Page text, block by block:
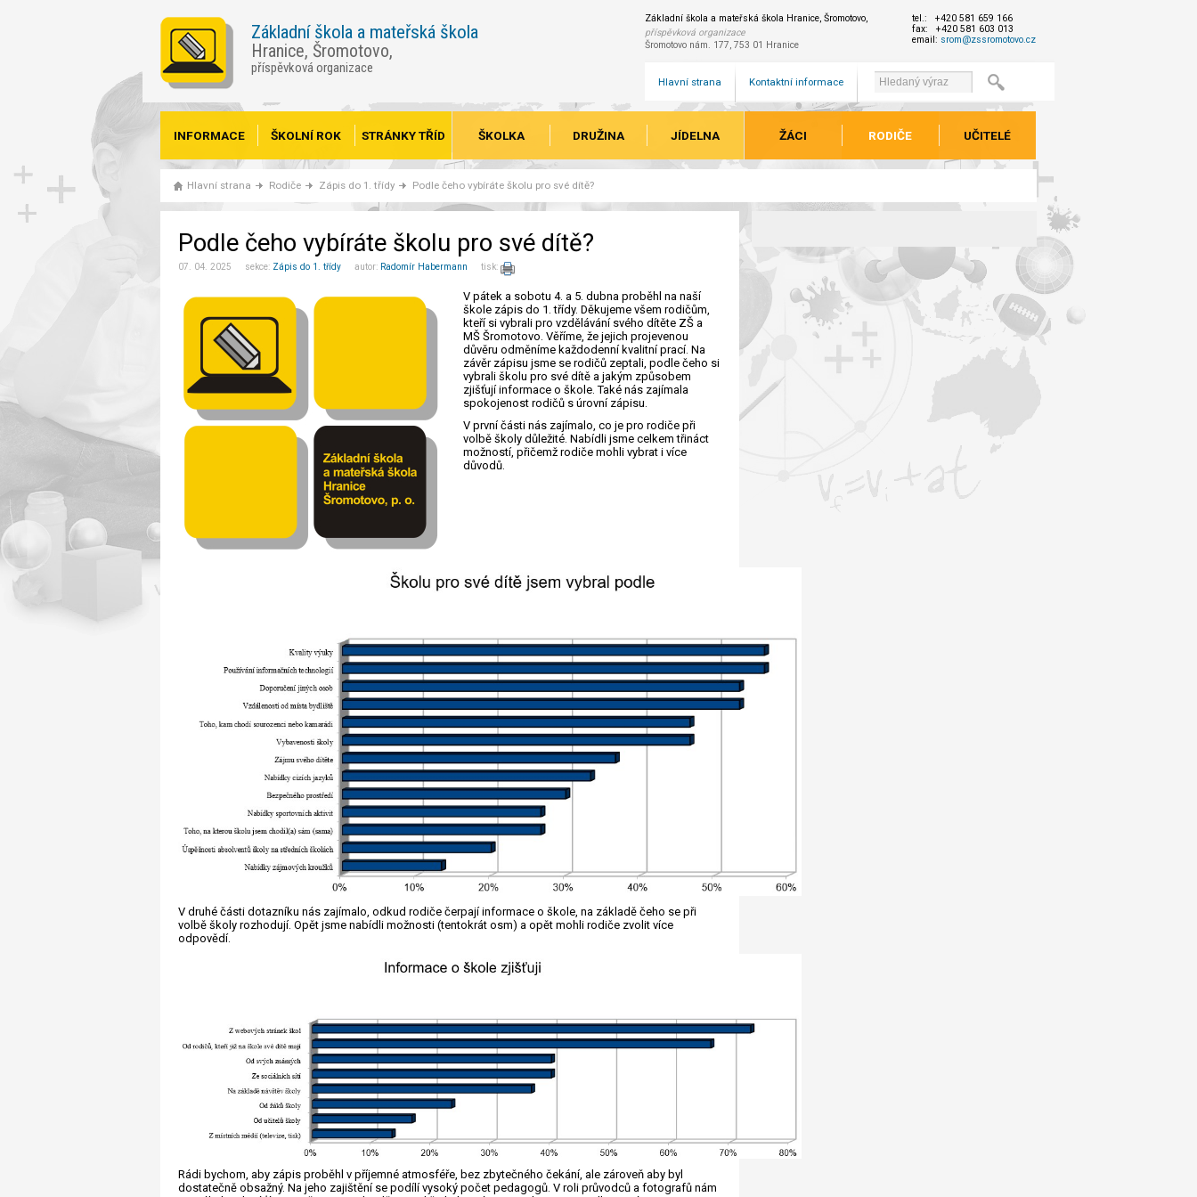
Základní škola a mateřská škola
Hranice, Šromotovo,
příspěvková organizace
Základní škola a mateřská škola Hranice, Šromotovo,
příspěvková organizace
Šromotovo nám. 177, 753 01 Hranice
tel.: +420 581 659 166
fax: +420 581 603 013
email: srom@zssromotovo.cz
Hlavní strana Kontaktní informace
INFORMACE ŠKOLNÍ ROK STRÁNKY TŘÍD ŠKOLKA DRUŽINA JÍDELNA ŽÁCI RODIČE UČITELÉ
Hlavní strana Rodiče Zápis do 1. třídy Podle čeho vybíráte školu pro své dítě?
Podle čeho vybíráte školu pro své dítě?
07. 04. 2025 sekce: Zápis do 1. třídy autor: Radomír Habermann tisk:
V pátek a sobotu 4. a 5. dubna proběhl na naší
škole zápis do 1. třídy. Děkujeme všem rodičům,
kteří si vybrali pro vzdělávání svého dítěte ZŠ a
MŠ Šromotovo. Věříme, že jejich projevenou
důvěru odměníme každodenní kvalitní prací. Na
závěr zápisu jsme se rodičů zeptali, podle čeho si
vybrali školu pro své dítě a jakým způsobem
zjišťují informace o škole. Také nás zajímala
spokojenost rodičů s úrovní zápisu.
V první části nás zajímalo, co je pro rodiče při
volbě školy důležité. Nabídli jsme celkem třináct
možností, přičemž rodiče mohli vybrat i více
důvodů.
V druhé části dotazníku nás zajímalo, odkud rodiče čerpají informace o škole, na základě čeho se při
volbě školy rozhodují. Opět jsme nabídli možnosti (tentokrát osm) a opět mohli rodiče zvolit více
odpovědí.
Rádi bychom, aby zápis proběhl v příjemné atmosféře, bez zbytečného čekání, ale zároveň aby byl
dostatečně obsažný. Na jeho zajištění se podílí vysoký počet pedagogů. V roli průvodců a fotografů nám